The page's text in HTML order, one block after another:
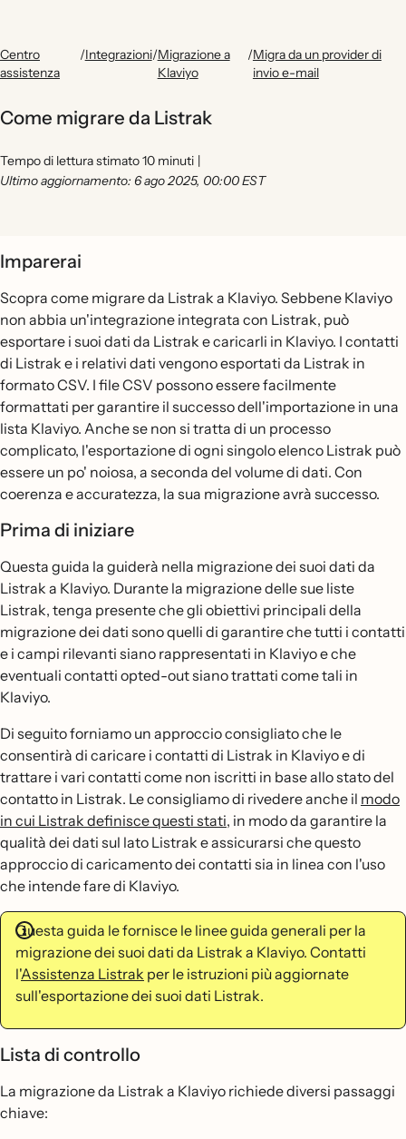
Centro
assistenza
/Integrazioni/Migrazione a
Klaviyo
/Migra da un provider di
invio e-mail
Come migrare da Listrak
Tempo di lettura stimato 10 minuti |
Ultimo aggiornamento: 6 ago 2025, 00:00 EST
Imparerai
Scopra come migrare da Listrak a Klaviyo. Sebbene Klaviyo
non abbia un'integrazione integrata con Listrak, può
esportare i suoi dati da Listrak e caricarli in Klaviyo. I contatti
di Listrak e i relativi dati vengono esportati da Listrak in
formato CSV. I file CSV possono essere facilmente
formattati per garantire il successo dell'importazione in una
lista Klaviyo. Anche se non si tratta di un processo
complicato, l'esportazione di ogni singolo elenco Listrak può
essere un po' noiosa, a seconda del volume di dati. Con
coerenza e accuratezza, la sua migrazione avrà successo.
Prima di iniziare
Questa guida la guiderà nella migrazione dei suoi dati da
Listrak a Klaviyo. Durante la migrazione delle sue liste
Listrak, tenga presente che gli obiettivi principali della
migrazione dei dati sono quelli di garantire che tutti i contatti
e i campi rilevanti siano rappresentati in Klaviyo e che
eventuali contatti opted-out siano trattati come tali in
Klaviyo.
Di seguito forniamo un approccio consigliato che le
consentirà di caricare i contatti di Listrak in Klaviyo e di
trattare i vari contatti come non iscritti in base allo stato del
contatto in Listrak. Le consigliamo di rivedere anche il modo
in cui Listrak definisce questi stati, in modo da garantire la
qualità dei dati sul lato Listrak e assicurarsi che questo
approccio di caricamento dei contatti sia in linea con l'uso
che intende fare di Klaviyo.
Questa guida le fornisce le linee guida generali per la
migrazione dei suoi dati da Listrak a Klaviyo. Contatti
l'Assistenza Listrak per le istruzioni più aggiornate
sull'esportazione dei suoi dati Listrak.
Lista di controllo
La migrazione da Listrak a Klaviyo richiede diversi passaggi
chiave: